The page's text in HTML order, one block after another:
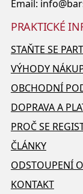
Email:
PRAKTICKÉ
STAŇTE SE
VÝHODY
OBCHODNÍ
DOPRAVA A
PROČ SE
ČLÁNKY
ODSTOUPENÍ
KONTAKT